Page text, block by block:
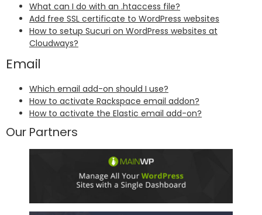
What can I do with an .htaccess file?
Add free SSL certificate to WordPress websites
How to setup Sucuri on WordPress websites at
Cloudways?
Email
Which email add-on should I use?
How to activate Rackspace email addon?
How to activate the Elastic email add-on?
Our Partners